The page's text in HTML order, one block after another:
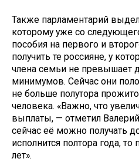
Также парламентарий
которому уже со
пособия на первого и
получить те россияне, у
члена семьи не превышает
минимумов. Сейчас они
не больше полутора
человека. «Важно, что
выплаты, — отметил
сейчас её можно получать
исполнится полтора года,
лет».